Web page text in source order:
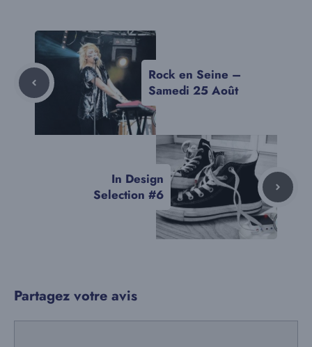
Rock en Seine –
Samedi 25 Août
In Design
Selection #6
Partagez votre avis